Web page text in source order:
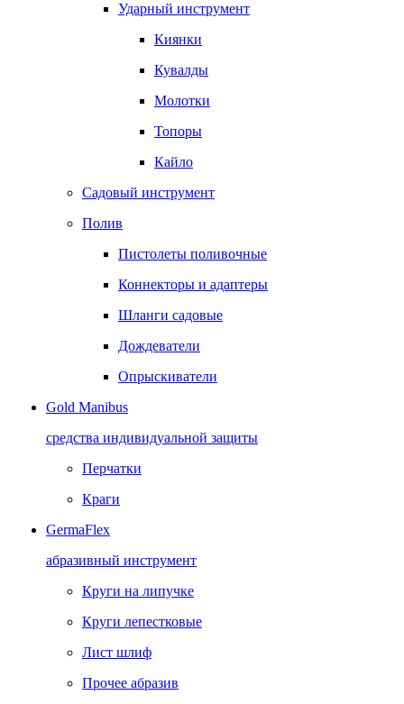
Ударный инструмент
Киянки
Кувалды
Молотки
Топоры
Кайло
Садовый инструмент
Полив
Пистолеты поливочные
Коннекторы и адаптеры
Шланги садовые
Дождеватели
Опрыскиватели
Gold Manibus
средства индивидуальной защиты
Перчатки
Краги
GermaFlex
абразивный инструмент
Круги на липучке
Круги лепестковые
Лист шлиф
Прочее абразив